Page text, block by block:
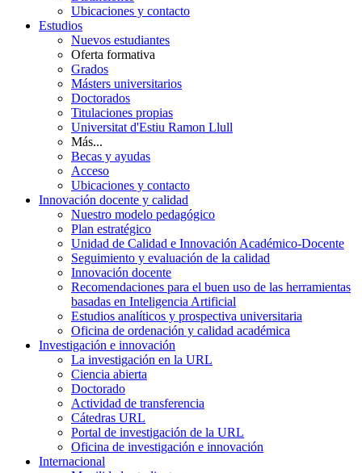
Ubicaciones y contacto
Estudios
Nuevos estudiantes
Oferta formativa
Grados
Másters universitarios
Doctorados
Titulaciones propias
Universitat d'Estiu Ramon Llull
Más...
Becas y ayudas
Acceso
Ubicaciones y contacto
Innovación docente y calidad
Nuestro modelo pedagógico
Plan estratégico
Unidad de Calidad e Innovación Académico-Docente
Seguimiento y evaluación de la calidad
Innovación docente
Recomendaciones para el buen uso de las herramientas
basadas en Inteligencia Artificial
Estudios analíticos y prospectiva universitaria
Oficina de ordenación y calidad académica
Investigación e innovación
La investigación en la URL
Ciencia abierta
Doctorado
Actividad de transferencia
Cátedras URL
Portal de investigación de la URL
Oficina de investigación e innovación
Internacional